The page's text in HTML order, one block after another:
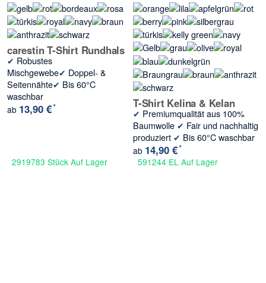
carestin T-Shirt Rundhals
✔ Robustes
Mischgewebe✔ Doppel- &
Seitennähte✔ Bis 60°C
waschbar
ab 13,90 €*
2919783 Stück Auf Lager
T-Shirt Kelina & Kelan
✔ Premiumqualität aus 100%
Baumwolle ✔ Fair und nachhaltig
produziert ✔ Bis 60°C waschbar
ab 14,90 €*
591244 EL Auf Lager